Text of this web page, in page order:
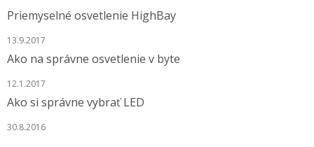
Priemyselné osvetlenie HighBay
13.9.2017
Ako na správne osvetlenie v byte
12.1.2017
Ako si správne vybrať LED
30.8.2016